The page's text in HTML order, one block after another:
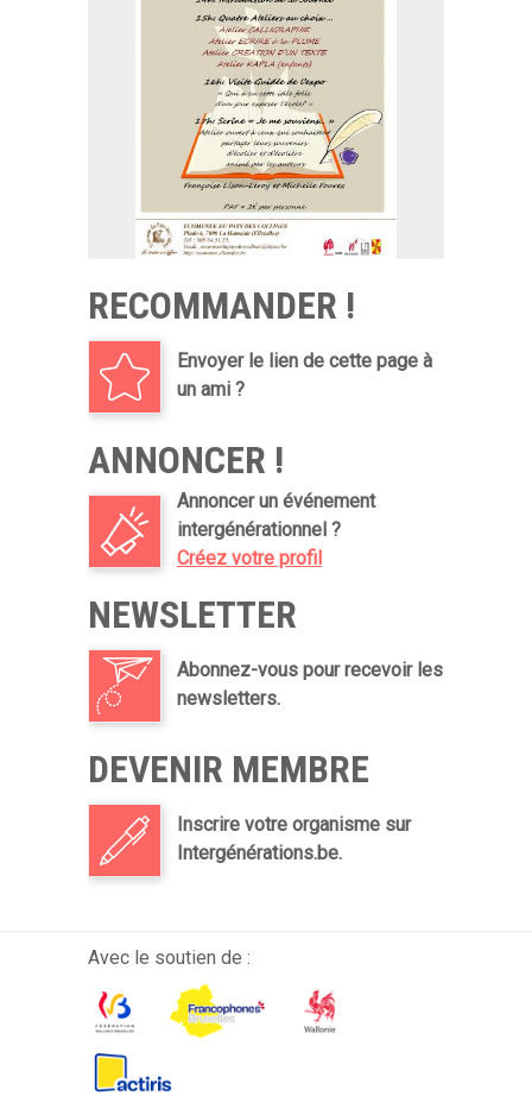
RECOMMANDER !
Envoyer le lien de cette page à
un ami ?
ANNONCER !
Annoncer un événement
intergénérationnel ?
Créez votre profil
NEWSLETTER
Abonnez-vous pour recevoir les
newsletters.
DEVENIR MEMBRE
Inscrire votre organisme sur
Intergénérations.be.
Avec le soutien de :